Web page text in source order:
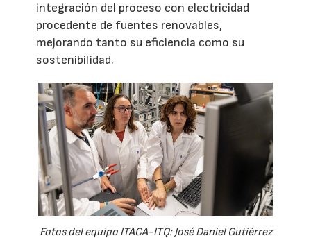
integración del proceso con electricidad
procedente de fuentes renovables,
mejorando tanto su eficiencia como su
sostenibilidad.
Fotos del equipo ITACA-ITQ: José Daniel Gutiérrez